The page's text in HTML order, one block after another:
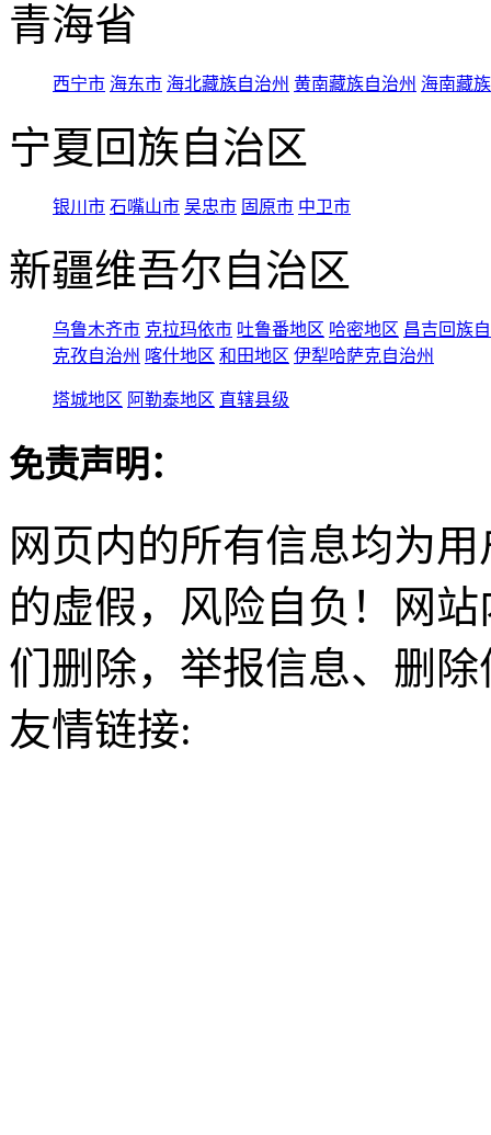
青海省
西宁市 海东市 海北藏族自治州 黄南藏族自治州 海南藏
宁夏回族自治区
银川市 石嘴山市 吴忠市 固原市 中卫市
新疆维吾尔自治区
乌鲁木齐市 克拉玛依市 吐鲁番地区 哈密地区 昌吉回族
克孜自治州 喀什地区 和田地区 伊犁哈萨克自治州
塔城地区 阿勒泰地区 直辖县级
免责声明：
网页内的所有信息均为
的虚假，风险自负！网
们删除，举报信息、删
友情链接: